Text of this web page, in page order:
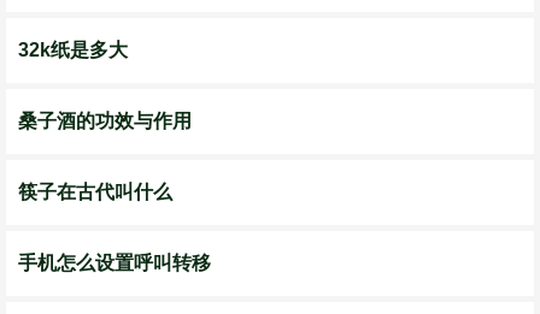
32k纸是多大
桑子酒的功效与作用
筷子在古代叫什么
手机怎么设置呼叫转移